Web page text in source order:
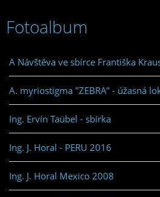
Fotoalbum
A Návštěva ve sbírce Františka
A. myriostigma "ZEBRA" - úžasná
Ing. Ervín Taübel - sbírka
Ing. J. Horal - PERU 2016
Ing. J. Horal Mexico 2008